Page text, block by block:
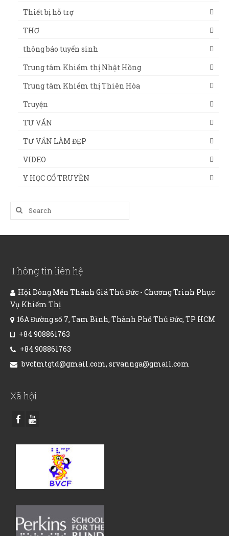
Thiết bị hỗ trợ
THƠ
thông báo tuyển sinh
Trung tâm Khiếm thị Nhật Hồng
Trung tâm Khiếm thị Thiên Hòa
Truyện
TƯ VẤN
TƯ VẤN LÀM ĐẸP
VIDEO
Y HỌC CỔ TRUYỀN
Search
for:
Thông tin liên hệ
Hội Dòng Mến Thánh Giá Thủ Đức - Chương Trình Phục
Vụ Khiếm Thị
16A Đường số 7, Tam Bình, Thành Phố Thủ Đức, TP HCM
+84 908861763
+84 908861763
bvcfmtgtd@gmail.com, srvannga@gmail.com
Xã hội